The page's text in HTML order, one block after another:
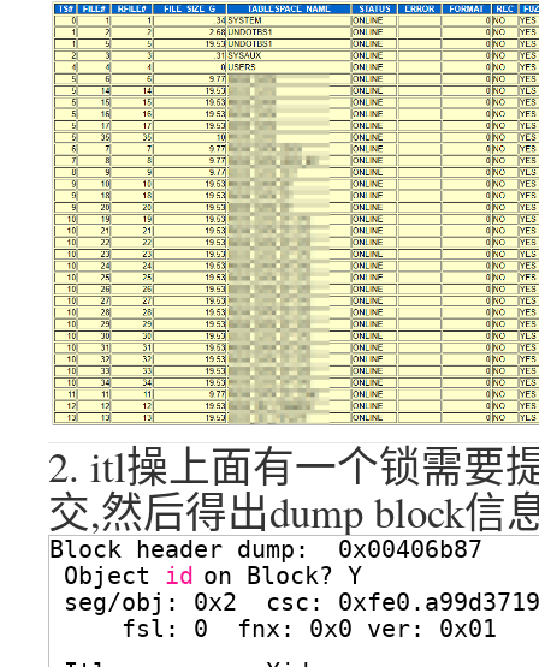
2. itl操上面有一个锁需要
交,然后得出dump block信
Block header dump:  0x00406b87
Object id on Block? Y
seg/obj : 0x2  csc:
fsl: 0  fnx: 0x0 ver: 0x01